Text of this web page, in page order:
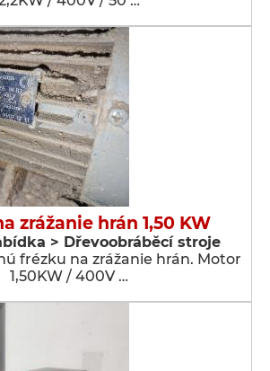
zrážanie hrán 1,50 KW
> Dřevoobráběcí stroje
frézku na zrážanie hrán. Motor
1,50KW / 400V …